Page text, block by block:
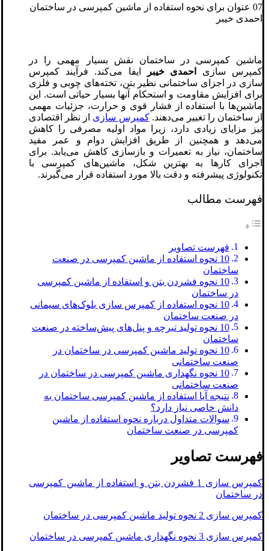
07 عنوان برای نحوه استفاده از ماشین کمپرسی در ساختمان
احمدی خیبر
ماشین کمپرسی در ساختمان نقش بسیار مهمی را در
کمپرس سازی
احمدی خیبر
ایفا می‌کند. فرآیند کمپرس
سازی در اجزای ساختمانی نظیر بتن، تخته‌های چوبی و فلزی
برای افزایش مقاومت و استحکام آنها بسیار حیاتی است. این
ماشین‌ها با استفاده از فشار قوی و حرارت، جزئیات مهمی
از ساختمان را تغییر می‌دهند.کمپرس سازی از نظر اقتصادی
نیز مزایای زیادی دارد، زیرا مواد اولیه مصرفی را کاهش
می‌دهد و همچنین از طریق افزایش دوام و عمر مفید
ساختمان، نیاز به تعمیرات و بازسازی کاهش می‌یابد. برای
اجرای کارها به بهترین شکل، ماشین‌های کمپرسی با
تکنولوژی پیشرفته و دقت بالا مورد استفاده قرار می‌گیرند.
فهرست مطالب
فهرست تصاویر
10 نحوه استفاده از ماشین کمپرسی در صنعت
ساختمان
10 نحوه فشردن بتن و استفاده از ماشین کمپرسی
در ساختمان
10 نحوه استفاده از کمپرس سازی بلوک‌های سیمانی
در صنعت ساختمان
10 نحوه تولید تیرچه و پنل‌های پیش‌ساخته در صنعت
ساختمان
10 نحوه تولید ماشین کمپرسی در ساختمان در
صنعت ساختمانی
10 نحوه نگهداری ماشین کمپرسی در ساختمان در
صنعت ساختمانی
نتیجه آیا استفاده از ماشین کمپرسی ساختمان به
دانش خاصی نیاز دارد؟
سوالات متداول درباره نحوه استفاده از ماشین
کمپرسی در صنعت ساختمان
فهرست تصاویر
کمپرس سازی 1 فشردن بتن و استفاده از ماشین کمپرسی
در ساختمان
کمپرس سازی 2 نحوه تولید ماشین کمپرسی در ساختمان
کمپرس سازی 3 نحوه نگهداری ماشین کمپرسی در ساختمان